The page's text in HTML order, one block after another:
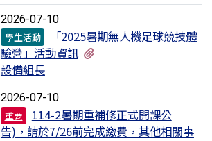
2026-07-10
學生活動
「2025暑期無人機足球競技體
驗營」活動資訊
設備組長
2026-07-10
重要
114-2暑期重補修正式開課公
告)，請於7/26前完成繳費，其他相關事